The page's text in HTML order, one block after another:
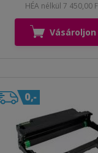
HÉA nélkül 7 450,00
Vásároljon